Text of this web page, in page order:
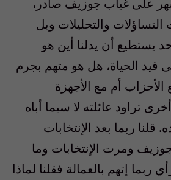
على غياب جوزيف صادر،
والتحليلات وبل
يستطيع أن يدلنا أين هو
الحياة، هل هو متهم بجرم
الأحزاب أم مع الأجهزة
تراود عائلته لا سيما أباه
قلنا ربما بعد الإنتخابات
ومرت الإنتخابات وما
ربما إتهم بالعمالة فقلنا لماذا